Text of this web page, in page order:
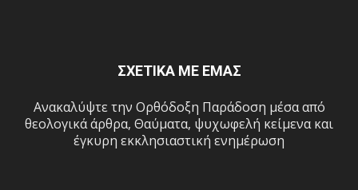
ΣΧΕΤΙΚΑ ΜΕ ΕΜΑΣ
Ανακαλύψτε την Ορθόδοξη Παράδοση μέσα από
θεολογικά άρθρα, Θαύματα, ψυχωφελή κείμενα και
έγκυρη εκκλησιαστική ενημέρωση